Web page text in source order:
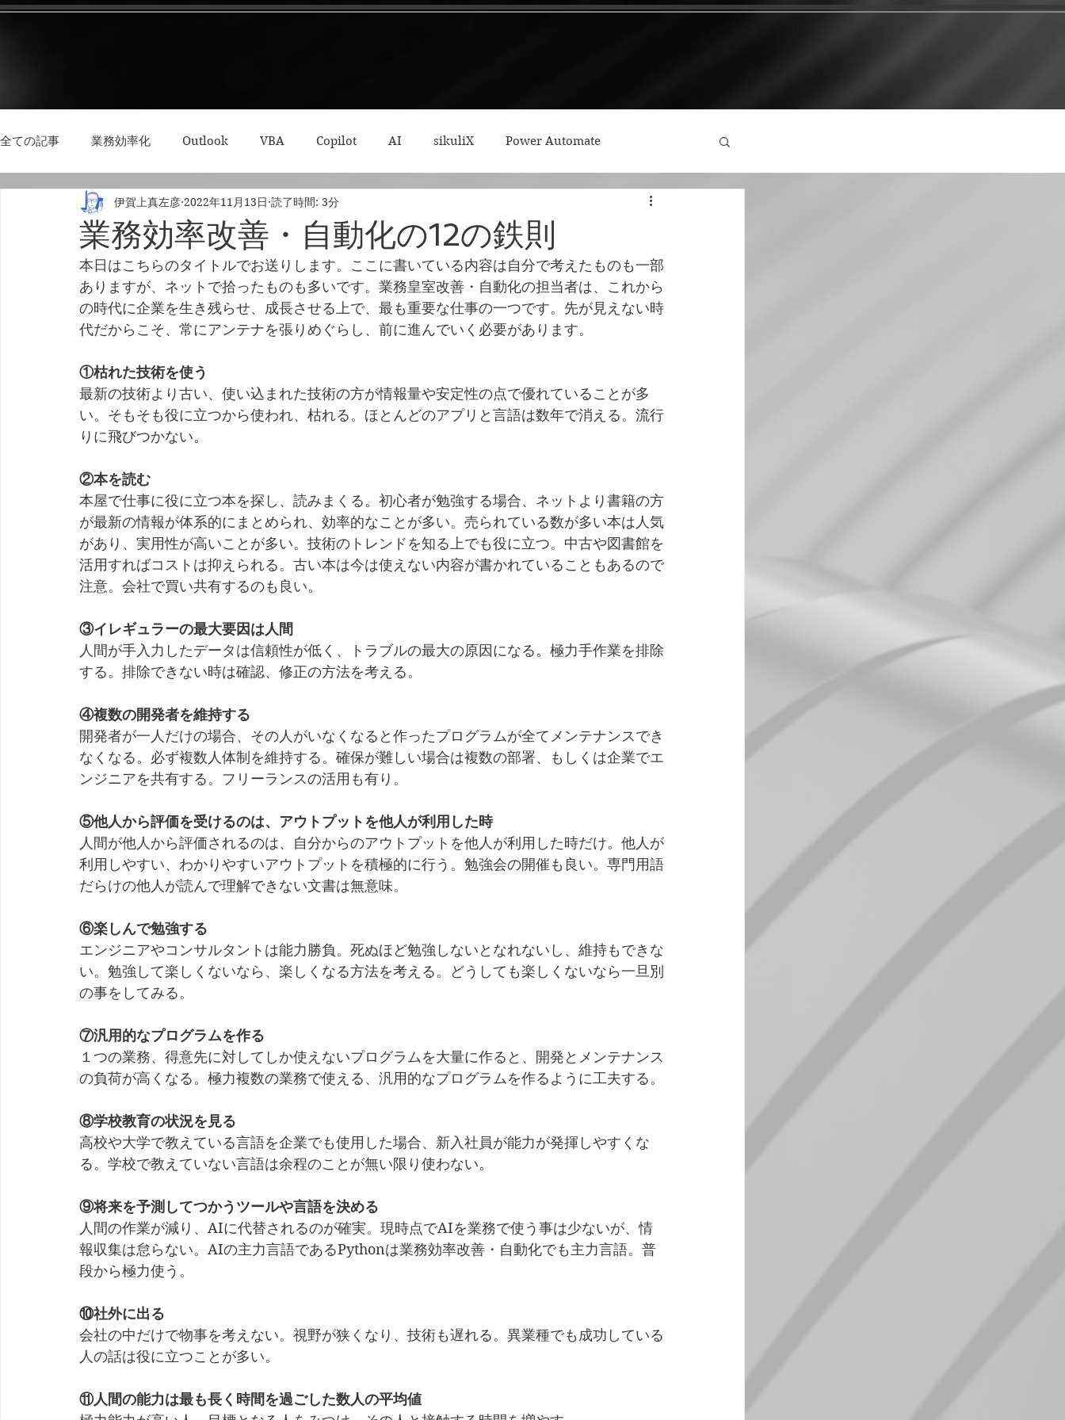
全ての記事 業務効率化 Outlook VBA Copilot AI sikuliX Power Automate
3Dプリント・模型 Python RPA 集中力・ディープワーク
業務効率改善・自動化の12の鉄則
伊賀上真左彦 2022年11月13日 読了時間: 3分
本日はこちらのタイトルでお送りします。ここに書いている内容は自分で考えたものも一部
ありますが、ネットで拾ったものも多いです。業務皇室改善・自動化の担当者は、これから
の時代に企業を生き残らせ、成長させる上で、最も重要な仕事の一つです。先が見えない時
代だからこそ、常にアンテナを張りめぐらし、前に進んでいく必要があります。
①枯れた技術を使う
最新の技術より古い、使い込まれた技術の方が情報量や安定性の点で優れていることが多
い。そもそも役に立つから使われ、枯れる。ほとんどのアプリと言語は数年で消える。流行
りに飛びつかない。
②本を読む
本屋で仕事に役に立つ本を探し、読みまくる。初心者が勉強する場合、ネットより書籍の方
が最新の情報が体系的にまとめられ、効率的なことが多い。売られている数が多い本は人気
があり、実用性が高いことが多い。技術のトレンドを知る上でも役に立つ。中古や図書館を
活用すればコストは抑えられる。古い本は今は使えない内容が書かれていることもあるので
注意。会社で買い共有するのも良い。
③イレギュラーの最大要因は人間
人間が手入力したデータは信頼性が低く、トラブルの最大の原因になる。極力手作業を排除
する。排除できない時は確認、修正の方法を考える。
④複数の開発者を維持する
開発者が一人だけの場合、その人がいなくなると作ったプログラムが全てメンテナンスでき
なくなる。必ず複数人体制を維持する。確保が難しい場合は複数の部署、もしくは企業でエ
ンジニアを共有する。フリーランスの活用も有り。
⑤他人から評価を受けるのは、アウトプットを他人が利用した時
人間が他人から評価されるのは、自分からのアウトプットを他人が利用した時だけ。他人が
利用しやすい、わかりやすいアウトプットを積極的に行う。勉強会の開催も良い。専門用語
だらけの他人が読んで理解できない文書は無意味。
⑥楽しんで勉強する
エンジニアやコンサルタントは能力勝負。死ぬほど勉強しないとなれないし、維持もできな
い。勉強して楽しくないなら、楽しくなる方法を考える。どうしても楽しくないなら一旦別
の事をしてみる。
⑦汎用的なプログラムを作る
１つの業務、得意先に対してしか使えないプログラムを大量に作ると、開発とメンテナンス
の負荷が高くなる。極力複数の業務で使える、汎用的なプログラムを作るように工夫する。
⑧学校教育の状況を見る
高校や大学で教えている言語を企業でも使用した場合、新入社員が能力が発揮しやすくな
る。学校で教えていない言語は余程のことが無い限り使わない。
⑨将来を予測してつかうツールや言語を決める
人間の作業が減り、AIに代替されるのが確実。現時点でAIを業務で使う事は少ないが、情
報収集は怠らない。AIの主力言語であるPythonは業務効率改善・自動化でも主力言語。普
段から極力使う。
⑩社外に出る
会社の中だけで物事を考えない。視野が狭くなり、技術も遅れる。異業種でも成功している
人の話は役に立つことが多い。
⑪人間の能力は最も長く時間を過ごした数人の平均値